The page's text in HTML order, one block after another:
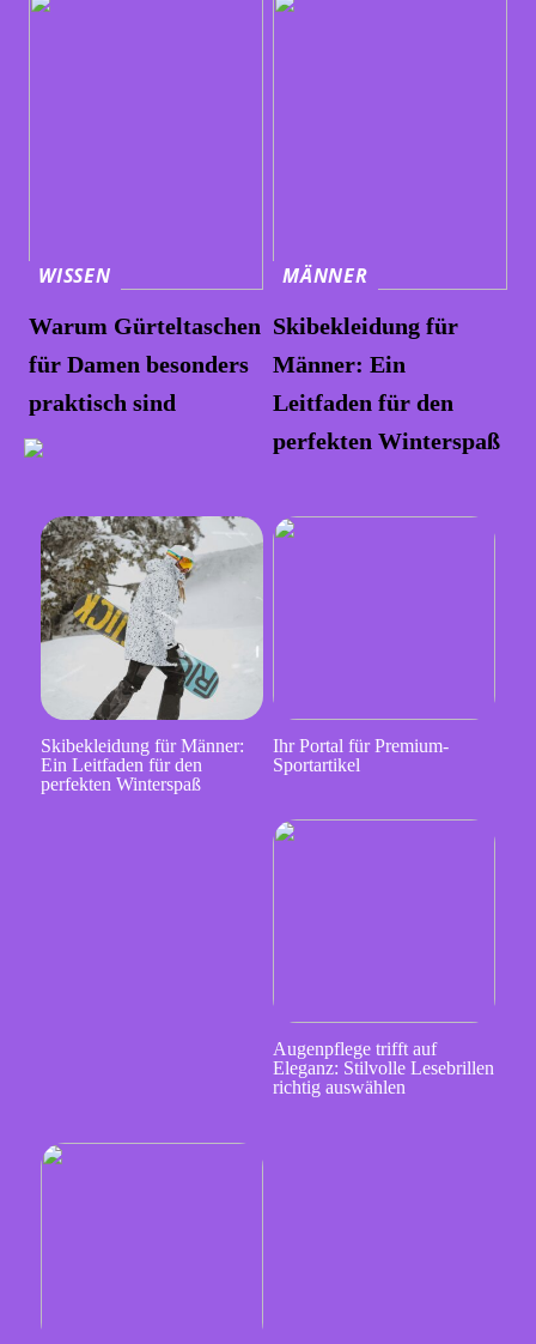
WISSEN
Warum Gürteltaschen
für Damen besonders
praktisch sind
MÄNNER
Skibekleidung für
Männer: Ein
Leitfaden für den
perfekten Winterspaß
Skibekleidung für Männer:
Ein Leitfaden für den
perfekten Winterspaß
Ihr Portal für Premium-
Sportartikel
Augenpflege trifft auf
Eleganz: Stilvolle Lesebrillen
richtig auswählen